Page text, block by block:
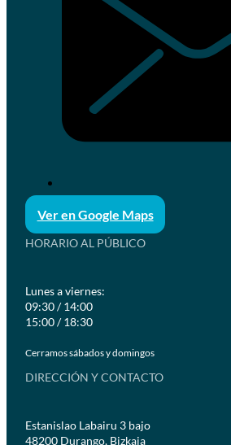
Ver en Google Maps
HORARIO AL PÚBLICO
Lunes a viernes:
09:30 / 14:00
15:00 / 18:30
Cerramos sábados y domingos
DIRECCIÓN Y CONTACTO
Estanislao Labairu 3 bajo
48200 Durango, Bizkaia